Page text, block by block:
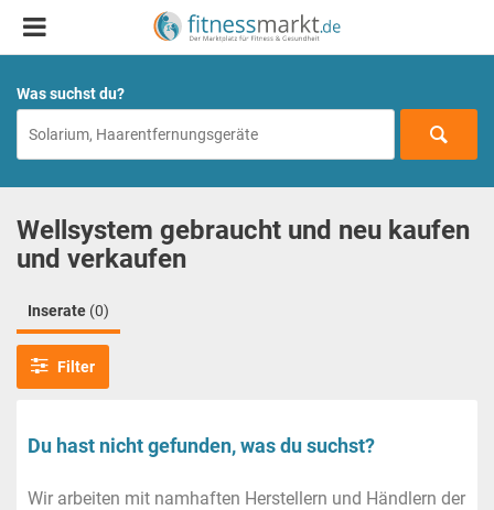
Was suchst du?
Wellsystem gebraucht und neu kaufen
und verkaufen
Inserate (0)
Filter
Du hast nicht gefunden, was du suchst?
Wir arbeiten mit namhaften Herstellern und Händlern der